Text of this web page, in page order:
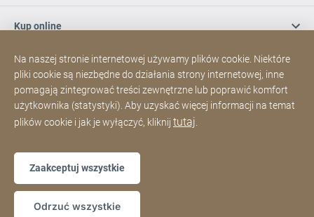
Kup online
Zapisz się do naszego newslettera
Media społecznościowe
Strona
internetowa
[Website
information]
Mapa strony
Copyright © 2026
Na naszej stronie internetowej używamy plików cookie. Niektóre
pliki cookie są niezbędne do działania strony internetowej, inne
pomagają zintegrować treści zewnętrzne lub poprawić komfort
użytkownika (statystyki). Aby uzyskać więcej informacji na temat
plików cookie i jak je wyłączyć, kliknij tutaj
Zaakceptuj wszystkie
Odrzuć wszystkie